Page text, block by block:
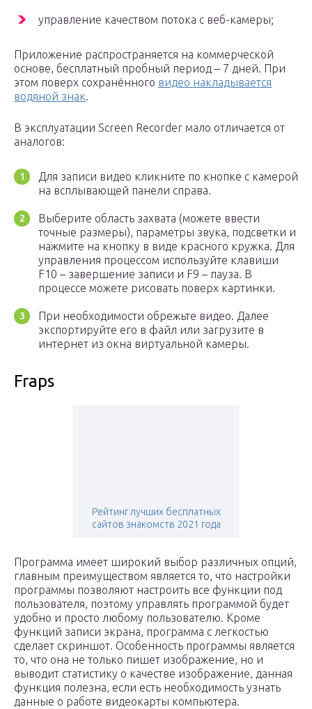
управление качеством потока с веб-камеры;
Приложение распространяется на коммерческой
основе, бесплатный пробный период – 7 дней. При
этом поверх сохранённого видео накладывается
водяной знак.
В эксплуатации Screen Recorder мало отличается от
аналогов:
Для записи видео кликните по кнопке с камерой
на всплывающей панели справа.
Выберите область захвата (можете ввести
точные размеры), параметры звука, подсветки и
нажмите на кнопку в виде красного кружка. Для
управления процессом используйте клавиши
F10 – завершение записи и F9 – пауза. В
процессе можете рисовать поверх картинки.
При необходимости обрежьте видео. Далее
экспортируйте его в файл или загрузите в
интернет из окна виртуальной камеры.
Fraps
Рейтинг лучших бесплатных
сайтов знакомств 2021 года
Программа имеет широкий выбор различных опций,
главным преимуществом является то, что настройки
программы позволяют настроить все функции под
пользователя, поэтому управлять программой будет
удобно и просто любому пользователю. Кроме
функций записи экрана, программа с легкостью
сделает скриншот. Особенность программы является
то, что она не только пишет изображение, но и
выводит статистику о качестве изображение, данная
функция полезна, если есть необходимость узнать
данные о работе видеокарты компьютера.